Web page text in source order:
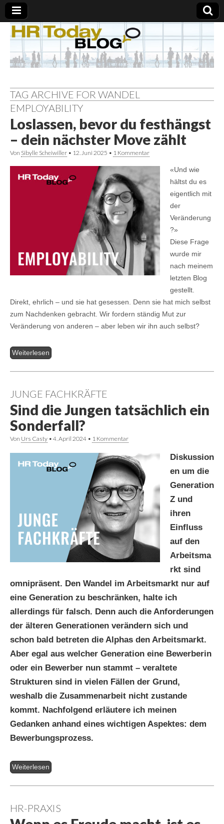
TAG ARCHIVE FOR WANDEL
EMPLOYABILITY
Loslassen, bevor du festhängst
– dein nächster Move zählt
Von Sibylle Scheiwiller • 12. Juni 2025 • 1 Kommentar
«Und wie
hältst du es
eigentlich mit
der
Veränderung
?»
Diese Frage
wurde mir
nach meinem
letzten Blog
gestellt.
Direkt, ehrlich – und sie hat gesessen. Denn sie hat mich selbst
zum Nachdenken gebracht. Wir fordern ständig Mut zur
Veränderung von anderen – aber leben wir ihn auch selbst?
Weiterlesen
JUNGE FACHKRÄFTE
Sind die Jungen tatsächlich ein
Sonderfall?
Von Urs Casty • 4. April 2024 • 1 Kommentar
Diskussion
en um die
Generation
Z und
ihren
Einfluss
auf den
Arbeitsma
rkt sind
omnipräsent. Den Wandel im Arbeitsmarkt nur auf
eine Generation zu beschränken, halte ich
allerdings für falsch. Denn auch die Anforderungen
der älteren Generationen verändern sich und
schon bald betreten die Alphas den Arbeitsmarkt.
Aber egal aus welcher Generation eine Bewerberin
oder ein Bewerber nun stammt – veraltete
Strukturen sind in vielen Fällen der Grund,
weshalb die Zusammenarbeit nicht zustande
kommt. Nachfolgend erläutere ich meinen
Gedanken anhand eines wichtigen Aspektes: dem
Bewerbungsprozess.
Weiterlesen
HR-PRAXIS